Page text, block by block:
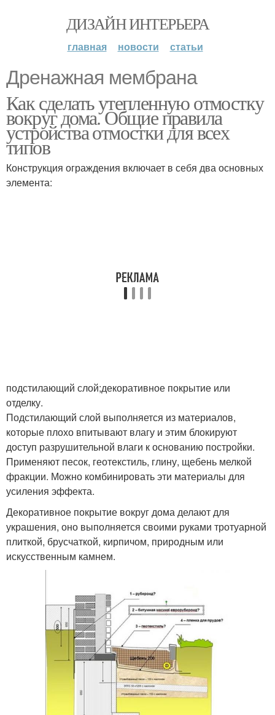
ДИЗАЙН ИНТЕРЬЕРА
главная новости статьи
Дренажная мембрана
Как сделать утепленную отмостку
вокруг дома. Общие правила
устройства отмостки для всех
типов
Конструкция ограждения включает в себя два основных
элемента:
подстилающий слой;декоративное покрытие или
отделку.
Подстилающий слой выполняется из материалов,
которые плохо впитывают влагу и этим блокируют
доступ разрушительной влаги к основанию постройки.
Применяют песок, геотекстиль, глину, щебень мелкой
фракции. Можно комбинировать эти материалы для
усиления эффекта.
Декоративное покрытие вокруг дома делают для
украшения, оно выполняется своими руками тротуарной
плиткой, брусчаткой, кирпичом, природным или
искусственным камнем.